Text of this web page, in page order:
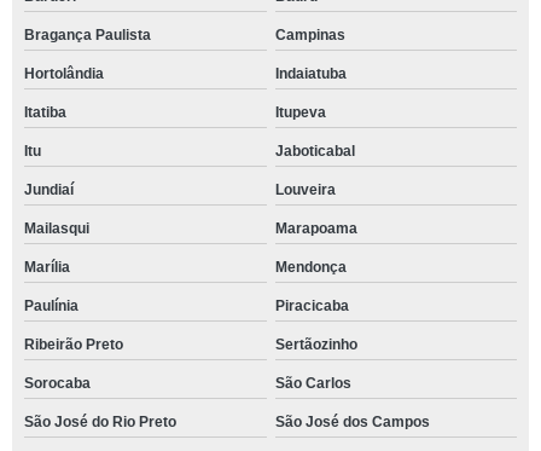
Bragança Paulista Campinas
Hortolândia Indaiatuba
Itatiba Itupeva
Itu Jaboticabal
Jundiaí Louveira
Mailasqui Marapoama
Marília Mendonça
Paulínia Piracicaba
Ribeirão Preto Sertãozinho
Sorocaba São Carlos
São José do Rio Preto São José dos Campos